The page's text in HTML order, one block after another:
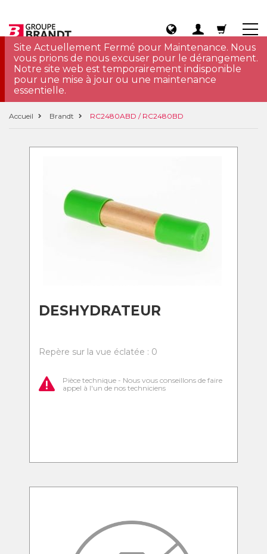
Site Actuellement Fermé pour Maintenance. Nous
vous prions de nous excuser pour le dérangement.
Notre site web est temporairement indisponible
pour une mise à jour ou une maintenance
essentielle.
Accueil Brandt RC2480ABD / RC2480BD
DESHYDRATEUR
Repère sur la vue éclatée : 0
Pièce technique - Nous vous conseillons de faire
appel à l'un de nos techniciens